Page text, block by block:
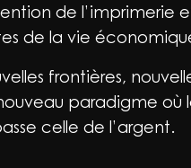
de l’imprimerie
de la vie
frontières,
paradigme où
celle de l’argent.